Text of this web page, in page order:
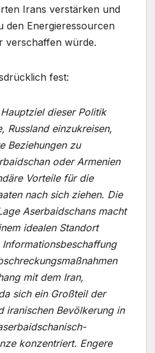
Irans verstärken und
den Energieressourcen
verschaffen würde.
fest:
dieser Politik
Russland einzukreisen,
Beziehungen zu
oder Armenien
Vorteile für die
nach sich ziehen. Die
Aserbaidschans macht
idealen Standort
mit dem Iran,
sich ein Großteil der
iranischen Bevölkerung in
konzentriert. Engere